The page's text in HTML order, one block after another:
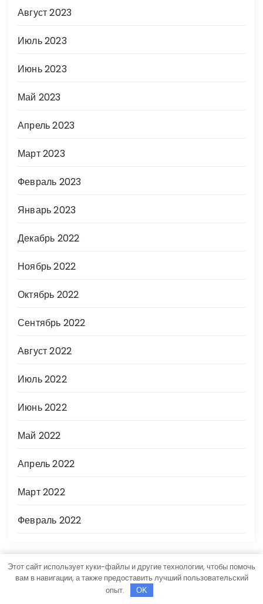
Август 2023
Июль 2023
Июнь 2023
Май 2023
Апрель 2023
Март 2023
Февраль 2023
Январь 2023
Декабрь 2022
Ноябрь 2022
Октябрь 2022
Сентябрь 2022
Август 2022
Июль 2022
Июнь 2022
Май 2022
Апрель 2022
Март 2022
Февраль 2022
Рубрики
Этот сайт использует куки-файлы и другие технологии, чтобы помочь
вам в навигации, а также предоставить лучший пользовательский
опыт.
OK